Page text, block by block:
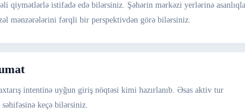
qiymətlərlə istifadə edə bilərsiniz. Şəhərin mərkəzi yerlərinə
mənzərələrini fərqli bir perspektivdən görə bilərsiniz.
intentinə uyğun giriş nöqtəsi kimi hazırlanıb. Əsas aktiv tur
keçə bilərsiniz.